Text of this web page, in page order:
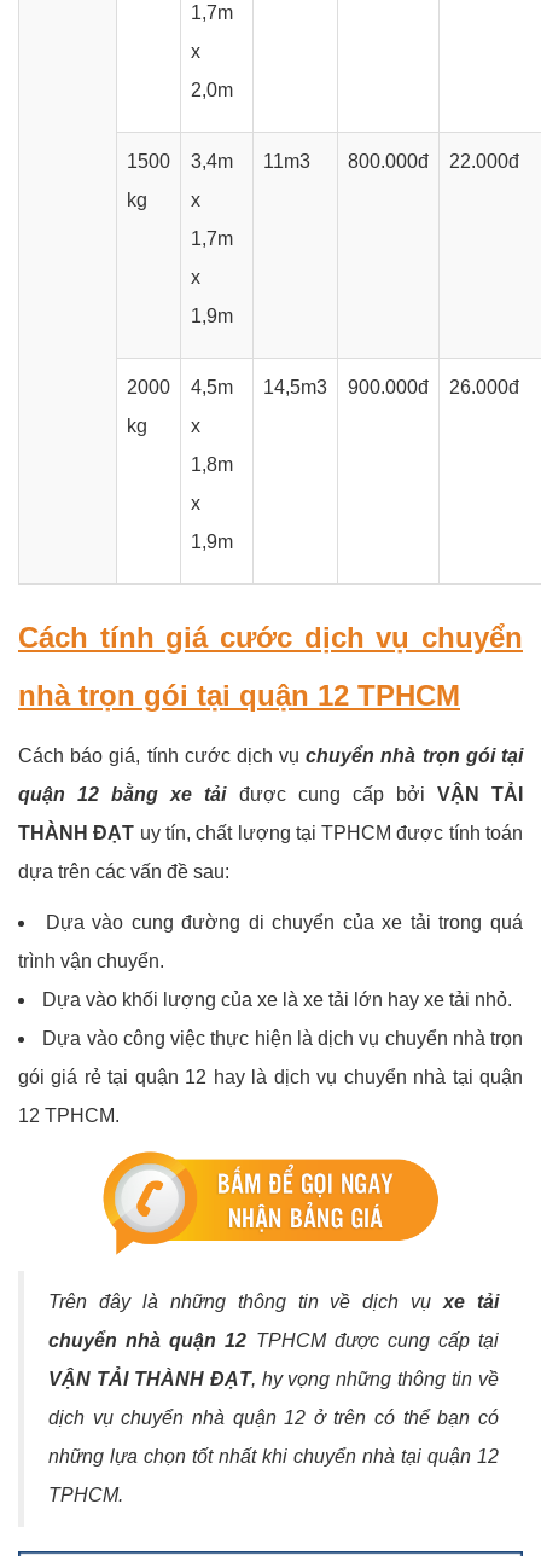
1,7m
x
2,0m
1500
kg
3,4m
x
1,7m
x
1,9m
11m3 800.000đ 22.000đ
2000
kg
4,5m
x
1,8m
x
1,9m
14,5m3 900.000đ 26.000đ
Cách tính giá cước dịch vụ chuyển
nhà trọn gói tại quận 12 TPHCM
Cách báo giá, tính cước dịch vụchuyển nhà trọn gói tại
quận 12 bằng xe tảiđược cung cấp bởi VẬN TẢI
THÀNH ĐẠT uy tín, chất lượng tại TPHCM được tính toán
dựa trên các vấn đề sau:
Dựa vào cung đường di chuyển của xe tải trong quá
trình vận chuyển.
Dựa vào khối lượng của xe là xe tải lớn hay xe tải nhỏ.
Dựa vào công việc thực hiện là dịch vụ chuyển nhà trọn
gói giá rẻ tại quận 12 hay là dịch vụ chuyển nhà tại quận
12 TPHCM.
Trên đây là những thông tin về dịch vụxe tải
chuyển nhà quận 12 TPHCM được cung cấp tại
VẬN TẢI THÀNH ĐẠT, hy vọng những thông tin về
dịch vụ chuyển nhà quận 12 ở trên có thể bạn có
những lựa chọn tốt nhất khi chuyển nhà tại quận 12
TPHCM.